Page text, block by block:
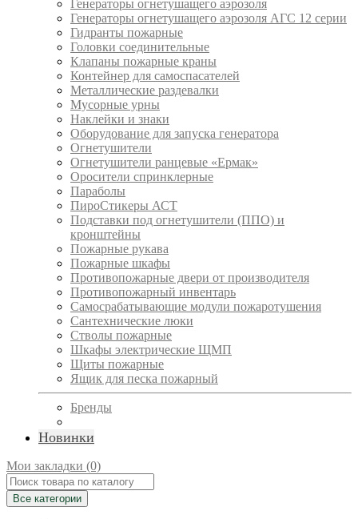
Генераторы огнетушащего аэрозоля
Генераторы огнетушащего аэрозоля АГС 12 серии
Гидранты пожарные
Головки соединительные
Клапаны пожарные краны
Контейнер для самоспасателей
Металлические раздевалки
Мусорные урны
Наклейки и знаки
Оборудование для запуска генератора
Огнетушители
Огнетушители ранцевые «Ермак»
Оросители спринклерные
Параболы
ПироСтикеры АСТ
Подставки под огнетушители (ППО) и
кронштейны
Пожарные рукава
Пожарные шкафы
Противопожарные двери от производителя
Противопожарный инвентарь
Самосрабатывающие модули пожаротушения
Сантехнические люки
Стволы пожарные
Шкафы электрические ЩМП
Щиты пожарные
Ящик для песка пожарный
Бренды
Новинки
Мои закладки (0)
Все категории